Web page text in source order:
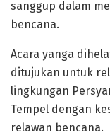
sanggup dalam
bencana.
Acara yanga
ditujukan untuk
lingkungan
Tempel dengan
relawan bencana.